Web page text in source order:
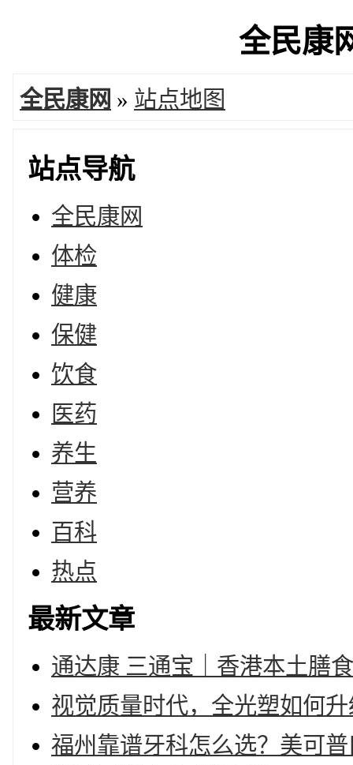
全民康
全民康网 » 站点地图
站点导航
全民康网
体检
健康
保健
饮食
医药
养生
营养
百科
热点
最新文章
通达康 三通宝｜香港本土膳
视觉质量时代，全光塑如何
福州靠谱牙科怎么选？美可